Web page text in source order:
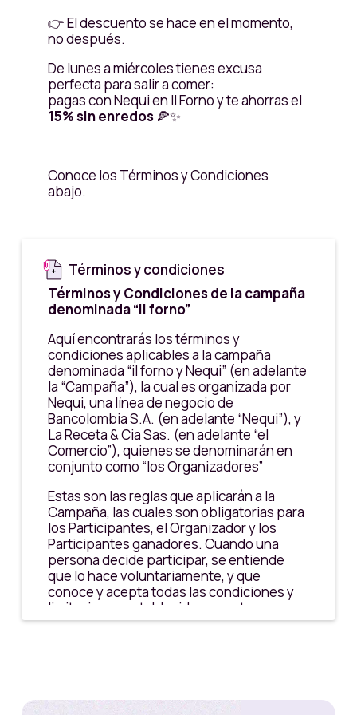
👉 El descuento se hace en el momento,
no después.
De lunes a miércoles tienes excusa
perfecta para salir a comer:
pagas con Nequi en Il Forno y te ahorras el
15% sin enredos 🍕✨
Conoce los Términos y Condiciones
abajo.
Términos y condiciones
Términos y Condiciones de la campaña
denominada “il forno”
Aquí encontrarás los términos y
condiciones aplicables a la campaña
denominada “il forno y Nequi” (en adelante
la “Campaña”), la cual es organizada por
Nequi, una línea de negocio de
Bancolombia S.A. (en adelante “Nequi”), y
La Receta & Cia Sas. (en adelante “el
Comercio”), quienes se denominarán en
conjunto como “los Organizadores”
Estas son las reglas que aplicarán a la
Campaña, las cuales son obligatorias para
los Participantes, el Organizador y los
Participantes ganadores. Cuando una
persona decide participar, se entiende
que lo hace voluntariamente, y que
conoce y acepta todas las condiciones y
limitaciones establecidas en este
documento. La participación implica el
TyC, este dejará de participar y/o no